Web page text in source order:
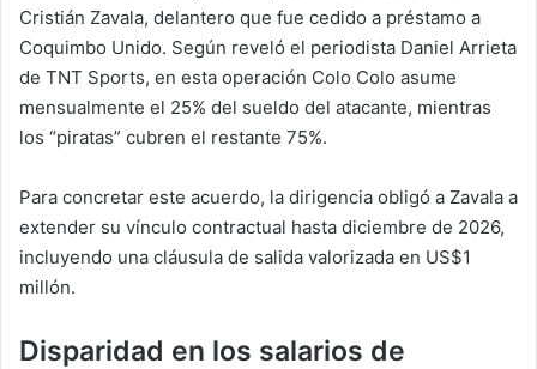
Cristián Zavala, delantero que fue cedido a préstamo a
Coquimbo Unido. Según reveló el periodista Daniel Arrieta
de TNT Sports, en esta operación Colo Colo asume
mensualmente el 25% del sueldo del atacante, mientras
los “piratas” cubren el restante 75%.
Para concretar este acuerdo, la dirigencia obligó a Zavala a
extender su vínculo contractual hasta diciembre de 2026,
incluyendo una cláusula de salida valorizada en US$1
millón.
Disparidad en los salarios de